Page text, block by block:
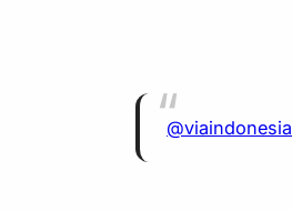
@viaindonesia